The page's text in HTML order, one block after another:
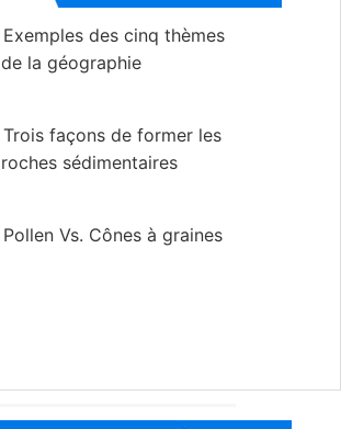
Exemples des cinq thèmes
de la géographie
Trois façons de former les
roches sédimentaires
Pollen Vs. Cônes à graines